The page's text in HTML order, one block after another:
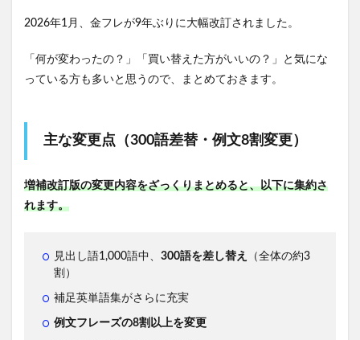
2026年1月、金フレが9年ぶりに大幅改訂されました。
「何が変わったの？」「買い替えた方がいいの？」と気にな
っている方も多いと思うので、まとめておきます。
主な変更点（300語差替・例文8割変更）
増補改訂版の変更内容をざっくりまとめると、以下に集約さ
れます。
見出し語1,000語中、 300語を差し替え
（全体の約3
割）
補足英単語集がさらに充実
例文フレーズの8割以上を変更